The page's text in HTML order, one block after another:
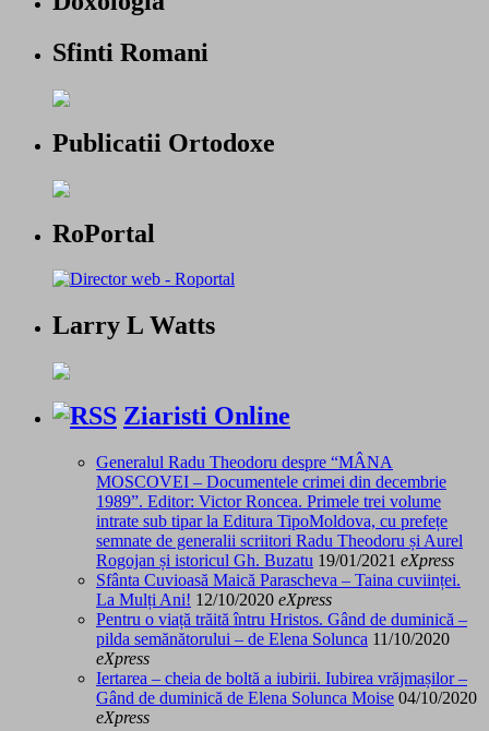
Sfinti Romani
Publicatii Ortodoxe
RoPortal
Larry L Watts
Ziaristi Online
Generalul Radu Theodoru despre “MÂNA
MOSCOVEI – Documentele crimei din decembrie
1989”. Editor: Victor Roncea. Primele trei volume
intrate sub tipar la Editura TipoMoldova, cu prefețe
semnate de generalii scriitori Radu Theodoru și Aurel
Rogojan și istoricul Gh. Buzatu 19/01/2021 eXpress
Sfânta Cuvioasă Maică Parascheva – Taina cuviinței.
La Mulți Ani! 12/10/2020 eXpress
Pentru o viață trăită întru Hristos. Gând de duminică –
pilda semănătorului – de Elena Solunca 11/10/2020
eXpress
Iertarea – cheia de boltă a iubirii. Iubirea vrăjmașilor –
Gând de duminică de Elena Solunca Moise 04/10/2020
eXpress